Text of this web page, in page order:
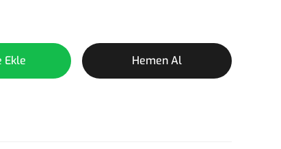
Ekle Hemen Al